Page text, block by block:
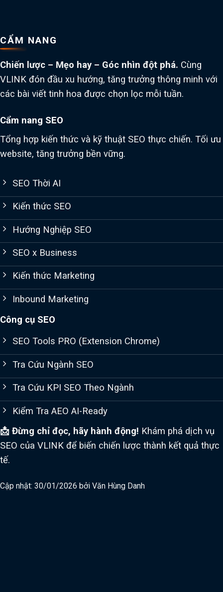
CẨM NANG
Chiến lược – Mẹo hay – Góc nhìn đột phá. Cùng
VLINK đón đầu xu hướng, tăng trưởng thông minh với
các bài viết tinh hoa được chọn lọc mỗi tuần.
Cẩm nang SEO
Tổng hợp kiến thức và kỹ thuật SEO thực chiến. Tối ưu
website, tăng trưởng bền vững.
SEO Thời AI
Kiến thức SEO
Hướng Nghiệp SEO
SEO x Business
Kiến thức Marketing
Inbound Marketing
Công cụ SEO
SEO Tools PRO (Extension Chrome)
Tra Cứu Ngành SEO
Tra Cứu KPI SEO Theo Ngành
Kiểm Tra AEO AI-Ready
📩 Đừng chỉ đọc, hãy hành động! Khám phá dịch vụ
SEO của VLINK để biến chiến lược thành kết quả thực
tế.
Cập nhật: 30/01/2026 bởi Văn Hùng Danh